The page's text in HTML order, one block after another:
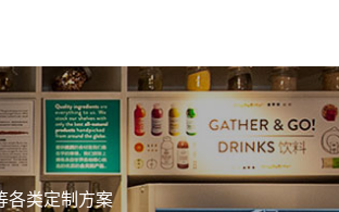
各类定制方案